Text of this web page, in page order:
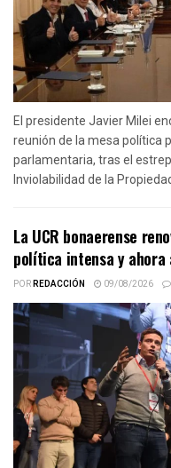
El presidente Javier Milei
reunión de la mesa política
parlamentaria, tras el
Inviolabilidad de la
La UCR bonaerense
política intensa y ahora
PORREDACCIÓN 09/08/2026